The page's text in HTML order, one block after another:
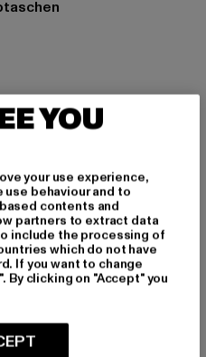
Baumwolle, 40%
GmbH & Co. KG |
| DE
YOU
your use experience,
use behaviour and to
contents and
partners to extract data
include the processing of
which do not have
If you want to change
clicking on "Accept" you